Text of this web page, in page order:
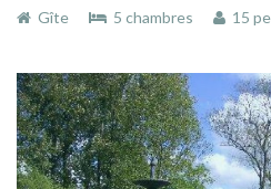
Gîte 5 chambres 15